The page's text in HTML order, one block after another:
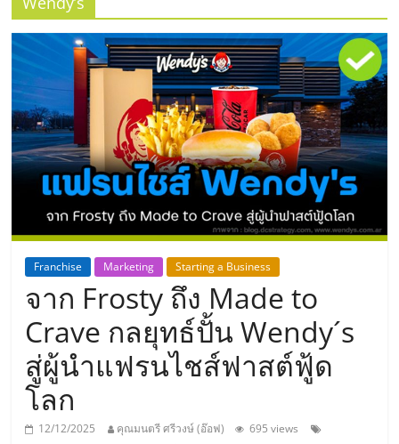
SME
แห่ง
ประเทศไทย,
ThaiSMEsCenter,
รวม
ธุรกิจ
เอ
ส
เอ็
Franchise Marketing Starting a Business
จาก Frosty ถึง Made to
Crave กลยุทธ์ปั้น Wendy´s
สู่ผู้นำแฟรนไชส์ฟาสต์ฟู้ด
โลก
12/12/2025 คุณมนตรี ศรีวงษ์ (อ๊อฟ)
695 views